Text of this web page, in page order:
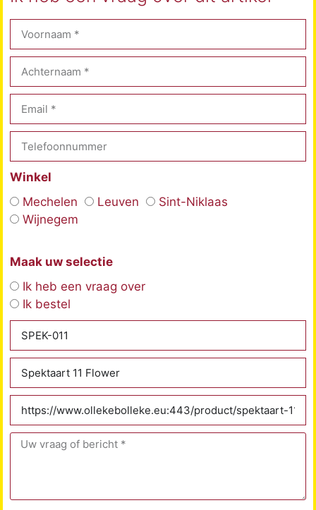
Winkel
Mechelen
Leuven
Sint-Niklaas
Wijnegem
Maak uw selectie
Ik heb een vraag over
Ik bestel